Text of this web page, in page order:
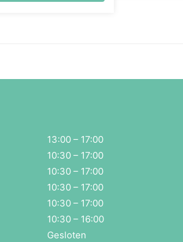
13:00 – 17:00
10:30 – 17:00
10:30 – 17:00
10:30 – 17:00
10:30 – 17:00
10:30 – 16:00
Gesloten